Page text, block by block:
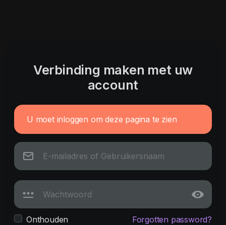
Verbinding maken met uw
account
U moet inloggen om deze pagina te zien
Onthouden Forgotten password?